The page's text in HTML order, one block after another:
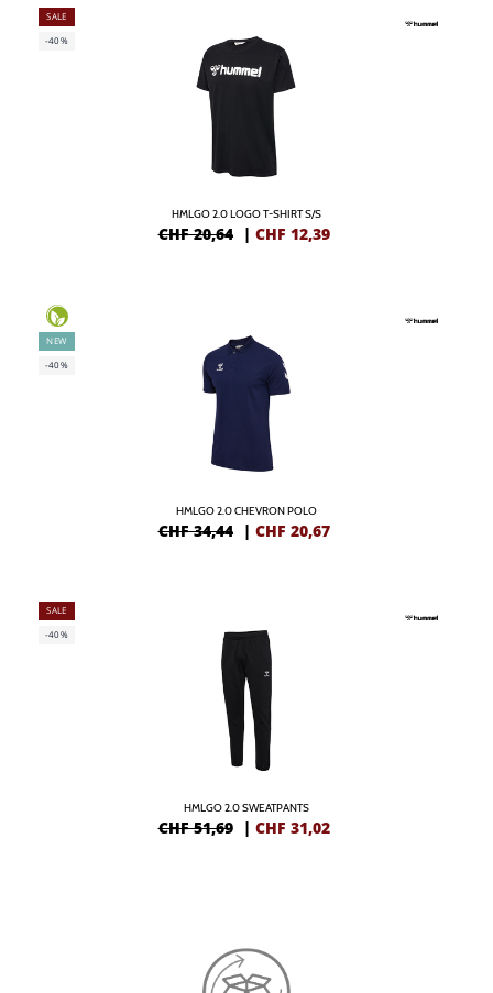
SALE
-40%
HMLGO 2.0 LOGO T-SHIRT S/S
CHF 20,64 | CHF 12,39
NEW
-40%
HMLGO 2.0 CHEVRON POLO
CHF 34,44 | CHF 20,67
SALE
-40%
HMLGO 2.0 SWEATPANTS
CHF 51,69 | CHF 31,02